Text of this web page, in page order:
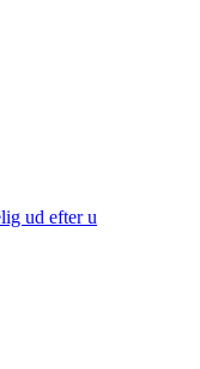
ud efter u